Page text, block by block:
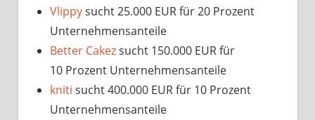
Vlippysucht 25.000 EUR für 20 Prozent
Unternehmensanteile
Better Cakezsucht 150.000 EUR für
10 Prozent Unternehmensanteile
kniti sucht 400.000 EUR für 10 Prozent
Unternehmensanteile